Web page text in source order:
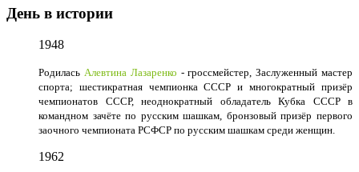
День в истории
1948
Родилась Алевтина Лазаренко - гроссмейстер, Заслуженный мастер
спорта; шестикратная чемпионка СССР и многократный призёр
чемпионатов СССР, неоднократный обладатель Кубка СССР в
командном зачёте по русским шашкам, бронзовый призёр первого
заочного чемпионата РСФСР по русским шашкам среди женщин.
1962